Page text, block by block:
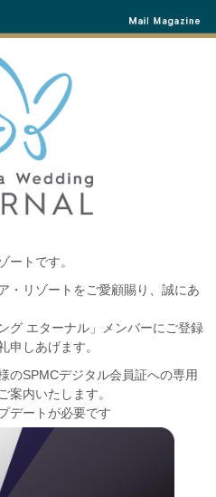
ートです。
・リゾートをご愛顧賜り、誠にあ
グ エターナル」メンバーにご登録
申しあげます。
のSPMCデジタル会員証への専用
案内いたします。
デートが必要です